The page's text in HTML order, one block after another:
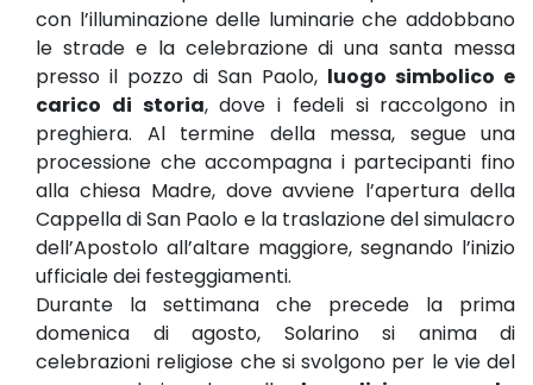
con l’illuminazione delle luminarie che addobbano
le strade e la celebrazione di una santa messa
presso il pozzo di San Paolo, luogo simbolico e
carico di storia, dove i fedeli si raccolgono in
preghiera. Al termine della messa, segue una
processione che accompagna i partecipanti fino
alla chiesa Madre, dove avviene l’apertura della
Cappella di San Paolo e la traslazione del simulacro
dell’Apostolo all’altare maggiore, segnando l’inizio
ufficiale dei festeggiamenti.
Durante la settimana che precede la prima
domenica di agosto, Solarino si anima di
celebrazioni religiose che si svolgono per le vie del